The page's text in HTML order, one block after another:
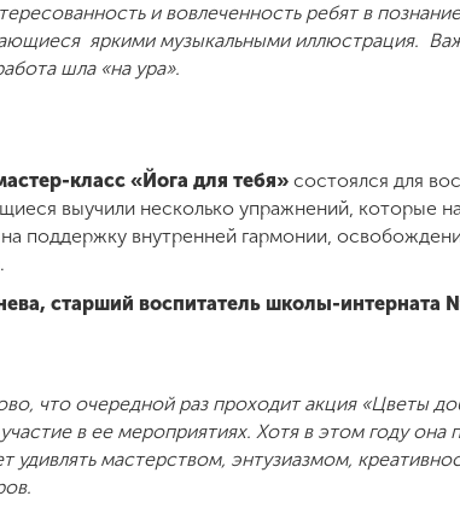
и вовлеченность ребят в
яркими музыкальными иллюстрация.
шла «на ура».
класс «Йога для тебя» состоялся для
выучили несколько упражнений, которые
поддержку внутренней гармонии,
старший воспитатель школы-
что очередной раз проходит акция «Цветы
в ее мероприятиях. Хотя в этом году
удивлять мастерством, энтузиазмом,